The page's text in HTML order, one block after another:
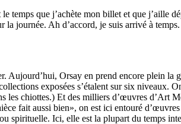
que j’achète mon billet et que j’aille
la journée. Ah d’accord, je suis arrivé à temps.
Orsay en prend encore plein la
exposées s’étalent sur six niveaux.
les chiottes.) Et des milliers d’œuvres d’Art
fait aussi bien , on est ici entouré
spirituelle. Ici, elle est la plupart du temps